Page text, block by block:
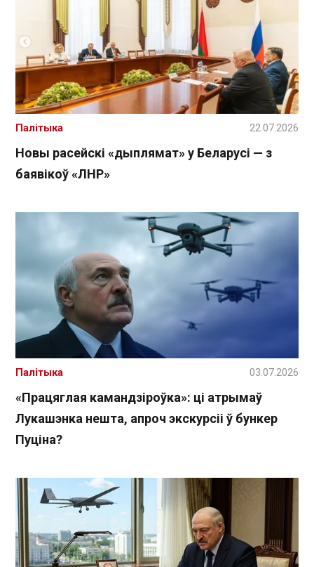
Новы расейскі «дыплямат» у Беларусі — з
баявікоў «ЛНР»
Палітыка 22.07.2026
«Працяглая камандзіроўка»: ці атрымаў
Лукашэнка нешта, апроч экскурсіі ў бункер
Пуціна?
Палітыка 03.07.2026